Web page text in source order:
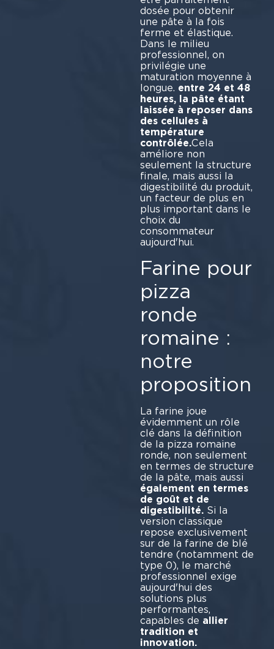
dosée pour obtenir
une pâte à la fois
ferme et élastique.
Dans le milieu
professionnel, on
privilégie une
maturation moyenne à
longue. entre 24 et 48
heures, la pâte étant
laissée à reposer dans
des cellules à
température
contrôlée.Cela
améliore non
seulement la structure
finale, mais aussi la
digestibilité du produit,
un facteur de plus en
plus important dans le
choix du
consommateur
aujourd'hui.
Farine pour
pizza
ronde
romaine :
notre
proposition
La farine joue
évidemment un rôle
clé dans la définition
de la pizza romaine
ronde, non seulement
en termes de structure
de la pâte, mais aussi
également en termes
de goût et de
digestibilité.Si la
version classique
repose exclusivement
sur de la farine de blé
tendre (notamment de
type 0), le marché
professionnel exige
aujourd'hui des
solutions plus
performantes,
capables de allier
tradition et
innovation.